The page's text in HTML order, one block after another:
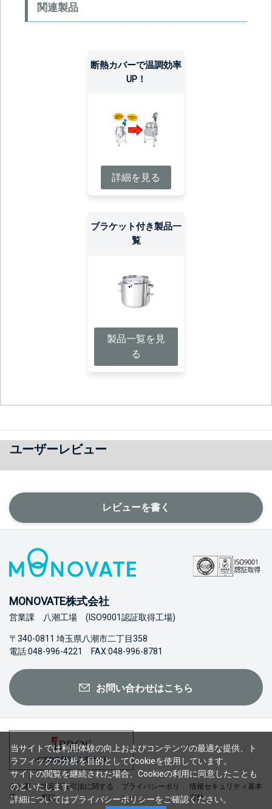
関連製品
断熱カバーで温調効率
UP！
詳細を見る
ブラケット付き製品一
覧
製品一覧を見
る
ユーザーレビュー
レビューを書く
MONOVATE株式会社
営業課 八潮工場 (ISO9001認証取得工場)
〒340-0811 埼玉県八潮市二丁目358
電話:048-996-4221 FAX:048-996-8781
お問い合わせはこちら
会社概
要
特定商取引法に関する
表記
プライバシーポリ
シー
情報セキュリティ基本
方針
当サイトでは利用体験の向上およびコンテンツの最適な提供、ト
ラフィックの分析を目的としてCookieを使用しています。
サイトの閲覧を継続された場合、Cookieの利用に同意したことも
のといたします。
詳細についてはプライバシーポリシーをご確認ください。